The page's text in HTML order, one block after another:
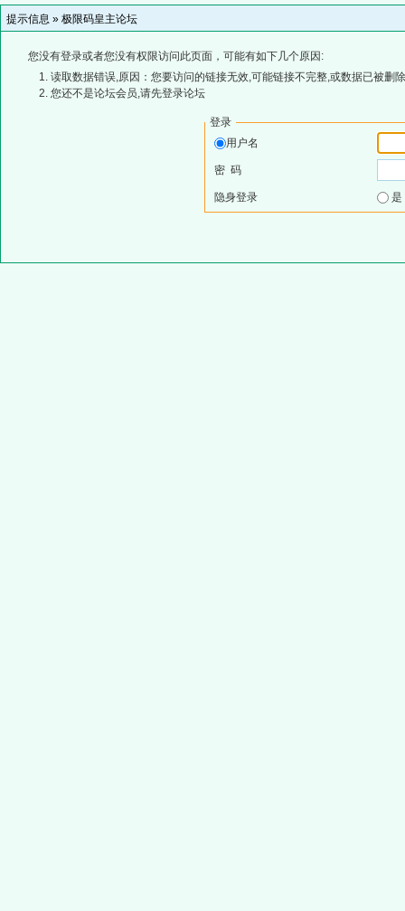
提示信息 » 极限码皇主论坛
您没有登录或者您没有权限访问此页面，可能有如下几个原因:
读取数据错误,原因：您要访问的链接无效,可能链接不完整,或数据已被删
您还不是论坛会员,请先登录论坛
登录
用户名
密 码
隐身登录